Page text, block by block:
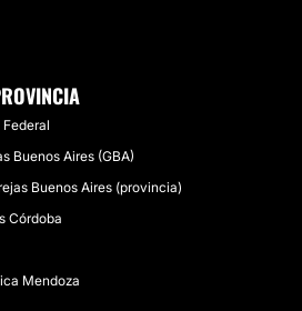
Buenos Aires (GBA)
Buenos Aires (provincia)
Córdoba
Mendoza